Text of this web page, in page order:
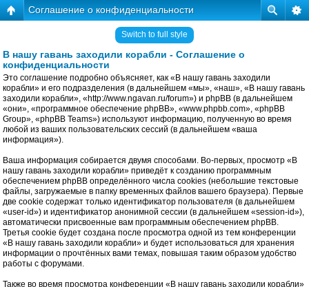
Соглашение о конфиденциальности
Switch to full style
В нашу гавань заходили корабли - Соглашение о
конфиденциальности
Это соглашение подробно объясняет, как «В нашу гавань заходили
корабли» и его подразделения (в дальнейшем «мы», «наш», «В нашу гавань
заходили корабли», «http://www.ngavan.ru/forum») и phpBB (в дальнейшем
«они», «программное обеспечение phpBB», «www.phpbb.com», «phpBB
Group», «phpBB Teams») используют информацию, полученную во время
любой из ваших пользовательских сессий (в дальнейшем «ваша
информация»).
Ваша информация собирается двумя способами. Во-первых, просмотр «В
нашу гавань заходили корабли» приведёт к созданию программным
обеспечением phpBB определённого числа cookies (небольшие текстовые
файлы, загружаемые в папку временных файлов вашего браузера). Первые
две cookie содержат только идентификатор пользователя (в дальнейшем
«user-id») и идентификатор анонимной сессии (в дальнейшем «session-id»),
автоматически присвоенные вам программным обеспечением phpBB.
Третья cookie будет создана после просмотра одной из тем конференции
«В нашу гавань заходили корабли» и будет использоваться для хранения
информации о прочтённых вами темах, повышая таким образом удобство
работы с форумами.
Также во время просмотра конференции «В нашу гавань заходили корабли»